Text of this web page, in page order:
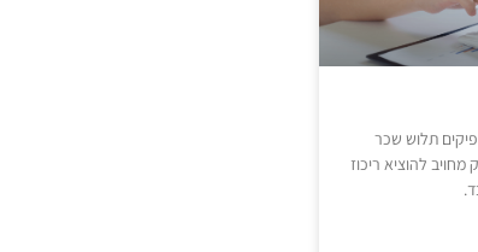
מדי חודש מפיקים תלוש שכר
להוציא ריכוז